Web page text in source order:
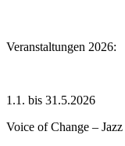
Veranstaltungen 2026:
1.1. bis 31.5.2026
Voice of Change –